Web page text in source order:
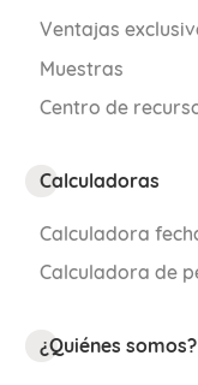
Ventajas
Muestras
Centro de
Calculadoras
Calculadora
Calculadora de
¿Quiénes somos?